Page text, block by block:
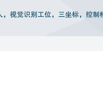
视觉识别工位，三坐标，控制